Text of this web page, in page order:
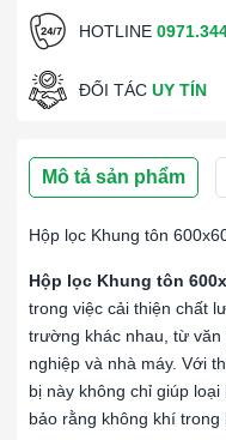
HOTLINE
ĐỐI TÁC UY TÍN
Mô tả sản phẩm
Hộp lọc Khung tôn
Hộp lọc Khung tôn
trong việc cải thiện chất
trường khác nhau, từ văn
nghiệp và nhà máy. Với
bị này không chỉ giúp
bảo rằng không khí